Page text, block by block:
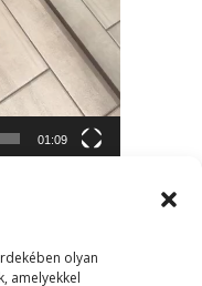
olyan
amelyekkel
01:09